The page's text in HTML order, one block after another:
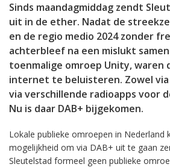
Sinds maandagmiddag zendt
uit in de ether. Nadat de
en de regio medio 2024 zonder
achterbleef na een mislukt
toenmalige omroep Unity, waren
internet te beluisteren. Zowel via
via verschillende radioapps voor
Nu is daar DAB+ bijgekomen.
Lokale publieke omroepen in Nederland
mogelijkheid om via DAB+ uit te gaan
Sleutelstad formeel geen publieke